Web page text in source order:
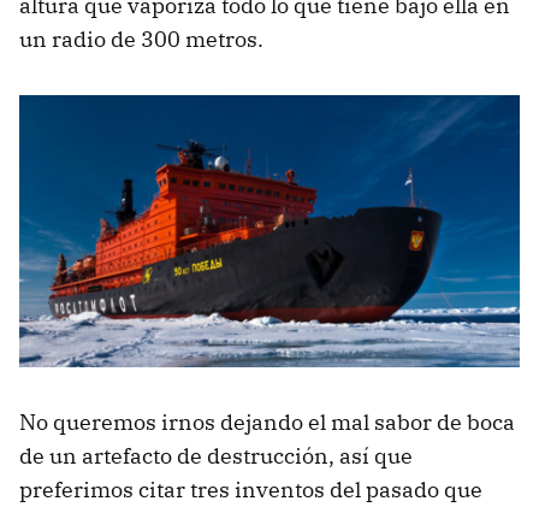
altura que vaporiza todo lo que tiene bajo ella en
un radio de 300 metros.
No queremos irnos dejando el mal sabor de boca
de un artefacto de destrucción, así que
preferimos citar tres inventos del pasado que